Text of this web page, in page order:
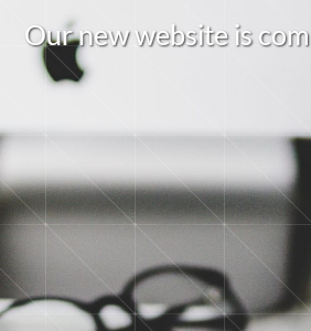
Ournewwebsite is com